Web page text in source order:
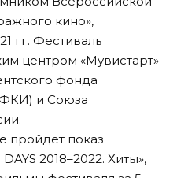
кино»,
гг. Фестиваль
центром «Мувистарт»
фонда
и Союза
пройдет показ
2018–2022. Хиты»,